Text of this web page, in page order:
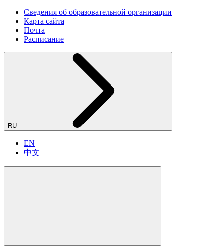
Сведения об образовательной организации
Карта сайта
Почта
Расписание
RU
EN
中文